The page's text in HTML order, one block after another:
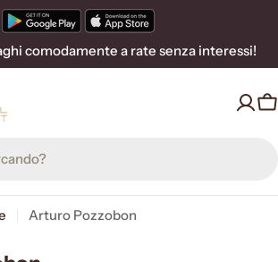
comodamente a rate senza interessi!
Arturo Pozzobon